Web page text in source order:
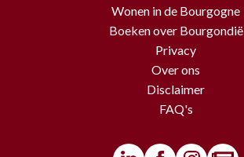
Wonen in de Bourgogne
Boeken over Bourgondië
Privacy
Over ons
Disclaimer
FAQ's